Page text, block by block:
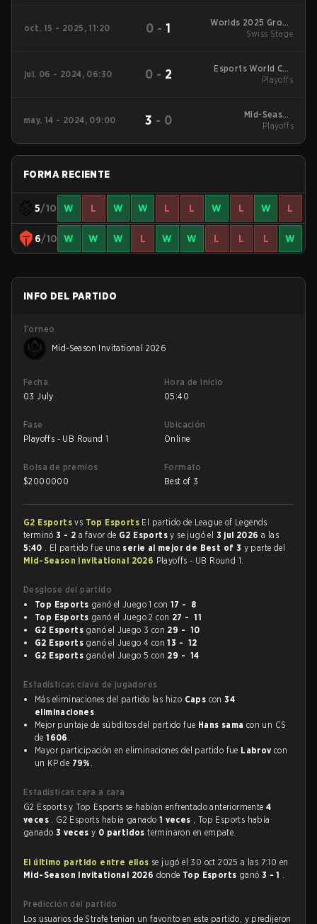
oct. 15 - 2025, 11:20 0 -1
Worlds 2025 Group
Stage
Swiss Stage
jul. 06 - 2024, 06:30 0 - 2
Esports World Cup
2024 Playoffs
Playoffs
may. 14 - 2024, 09:00 3 - 0
Mid-Season
Invitational 2024
Playoffs
FORMA RECIENTE
5/10 W L W W L L W L W L
6/10 W W W L W W L L L W
INFO DEL PARTIDO
Torneo
Mid-Season Invitational 2026
Fecha
03 July
Hora de inicio
05:40
Fase
Playoffs - UB Round 1
Ubicación
Online
Bolsa de premios
$2000000
Formato
Best of 3
G2 Esportsvs Top Esports El partido de League of Legends
terminó3 - 2 a favor de G2 Esportsy se jugó el 3 jul 2026a las
5:40 . El partido fue una serie al mejor de Best of 3 y parte del
Mid-Season Invitational 2026 Playoffs - UB Round 1.
Desglose del partido
Top Esports ganó el Juego 1 con 17 - 8
Top Esports ganó el Juego 2 con 27 - 11
G2 Esports ganó el Juego 3 con 29 - 10
G2 Esports ganó el Juego 4 con13 - 12
G2 Esports ganó el Juego 5 con 29 - 14
Estadísticas clave de jugadores
Más eliminaciones del partido las hizo Caps con34
eliminaciones.
Mejor puntaje de súbditos del partido fue Hans sama con un CS
de1606 .
Mayor participación en eliminaciones del partido fue Labrov con
un KP de 79% .
Estadísticas cara a cara
G2 Esports y Top Esports se habían enfrentado anteriormente 4
veces . G2 Esports había ganado 1 veces , Top Esports había
ganado 3 vecesy 0 partidosterminaron en empate.
El último partido entre ellos se jugó el 30 oct 2025 a las 7:10 en
Mid-Season Invitational 2026 donde Top Esports ganó 3 - 1 .
Predicción del partido
Los usuarios de Strafe tenían un favorito en este partido, y predijeron